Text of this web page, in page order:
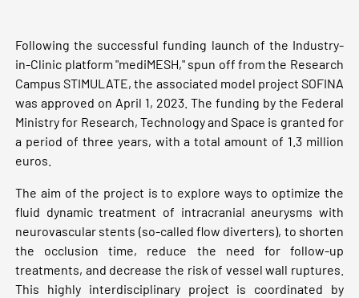
Following the successful funding launch of the Industry-
in-Clinic platform "mediMESH," spun off from the Research
Campus STIMULATE, the associated model project SOFINA
was approved on April 1, 2023. The funding by the Federal
Ministry for Research, Technology and Space is granted for
a period of three years, with a total amount of 1.3 million
euros.
The aim of the project is to explore ways to optimize the
fluid dynamic treatment of intracranial aneurysms with
neurovascular stents (so-called flow diverters), to shorten
the occlusion time, reduce the need for follow-up
treatments, and decrease the risk of vessel wall ruptures.
This highly interdisciplinary project is coordinated by